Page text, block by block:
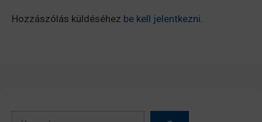
Hozzászólás küldéséhez be kell jelentkezni